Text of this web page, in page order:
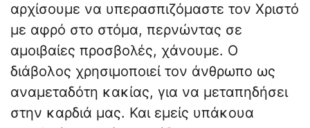
αρχίσουμε να υπερασπιζόμαστε τον Χριστό
με αφρό στο στόμα, περνώντας σε
αμοιβαίες προσβολές, χάνουμε. Ο
διάβολος χρησιμοποιεί τον άνθρωπο ως
αναμεταδότη κακίας, για να μεταπηδήσει
στην καρδιά μας. Και εμείς υπάκουα